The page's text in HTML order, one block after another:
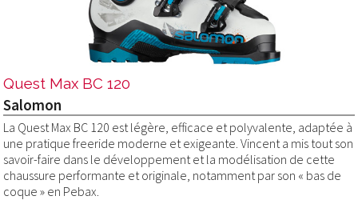
Quest Max BC 120
Salomon
La Quest Max BC 120 est légère, efficace et polyvalente, adaptée à
une pratique freeride moderne et exigeante. Vincent a mis tout son
savoir-faire dans le développement et la modélisation de cette
chaussure performante et originale, notamment par son « bas de
coque » en Pebax.